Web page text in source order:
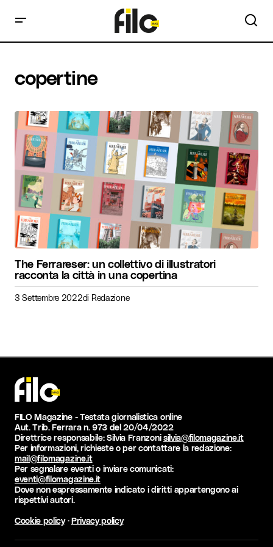
copertine
The Ferrareser: un collettivo di illustratori
racconta la città in una copertina
3 Settembre 2022di Redazione
FILO Magazine - Testata giornalistica online
Aut. Trib. Ferrara n. 973 del 20/04/2022
Direttrice responsabile: Silvia Franzonisilvia@filomagazine.it
Per informazioni, richieste o per contattare la redazione:
mail@filomagazine.it
Per segnalare eventi o inviare comunicati:
eventi@filomagazine.it
Dove non espressamente indicato i diritti appartengono ai
rispettivi autori.
Cookie policy·Privacy policy